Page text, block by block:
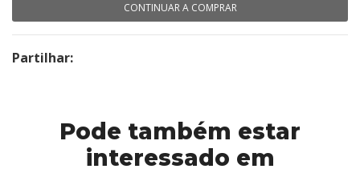
CONTINUAR A COMPRAR
Partilhar:
Pode também estar
interessado em